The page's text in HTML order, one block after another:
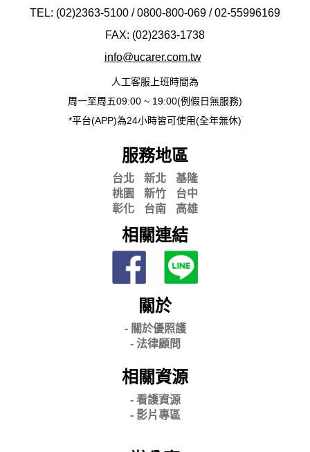
TEL: (02)2363-5100 / 0800-800-069 / 02-55996169
FAX: (02)2363-1738
info@ucarer.com.tw
人工客服上班時間為
周一至周五09:00 ~ 19:00(例假日無服務)
*平台(APP)為24小時皆可使用(全年無休)
服務地區
台北 新北
基隆
桃園
新竹
台中
彰化
台南 高雄
相關連結
關於
- 關於優照護
- 法律顧問
相關資源
- 看護資源
- 影片專區